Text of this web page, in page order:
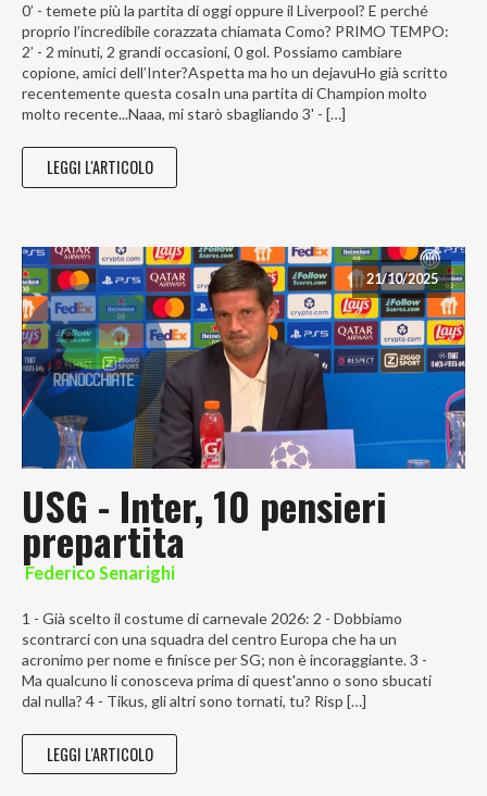
0’ - temete più la partita di oggi oppure il Liverpool? E perché
proprio l’incredibile corazzata chiamata Como? PRIMO TEMPO:
2’ - 2 minuti, 2 grandi occasioni, 0 gol. Possiamo cambiare
copione, amici dell’Inter?Aspetta ma ho un dejavuHo già scritto
recentemente questa cosaIn una partita di Champion molto
molto recente...Naaa, mi starò sbagliando 3' - […]
LEGGI L'ARTICOLO
21/10/2025
USG - Inter, 10 pensieri
prepartita
Federico Senarighi
1 - Già scelto il costume di carnevale 2026: 2 - Dobbiamo
scontrarci con una squadra del centro Europa che ha un
acronimo per nome e finisce per SG; non è incoraggiante. 3 -
Ma qualcuno li conosceva prima di quest'anno o sono sbucati
dal nulla? 4 - Tikus, gli altri sono tornati, tu? Risp […]
LEGGI L'ARTICOLO